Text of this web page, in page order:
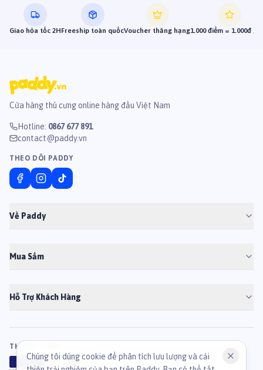
Giao hỏa tốc 2HFreeship toàn quốcVoucher thăng hạng1.000 điểm = 1.000đ
Cửa hàng thú cưng online hàng đầu Việt Nam
Hotline: 0867 677 891
contact@paddy.vn
THEO DÕI PADDY
Về Paddy
Mua Sắm
Hỗ Trợ Khách Hàng
THANH TOÁN
B
Chúng tôi dùng cookie để phân tích lưu lượng và cải